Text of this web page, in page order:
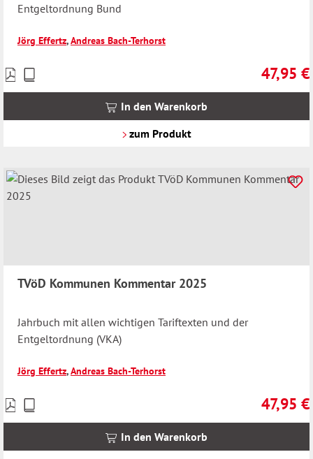
Entgeltordnung Bund
Jörg Effertz,Andreas Bach-Terhorst
47,95 €
Preise
inkl.
In den Warenkorb
zum Produkt
TVöD Kommunen Kommentar 2025
Jahrbuch mit allen wichtigen Tariftexten und der
Entgeltordnung (VKA)
Jörg Effertz,Andreas Bach-Terhorst
47,95 €
Preise
inkl.
In den Warenkorb